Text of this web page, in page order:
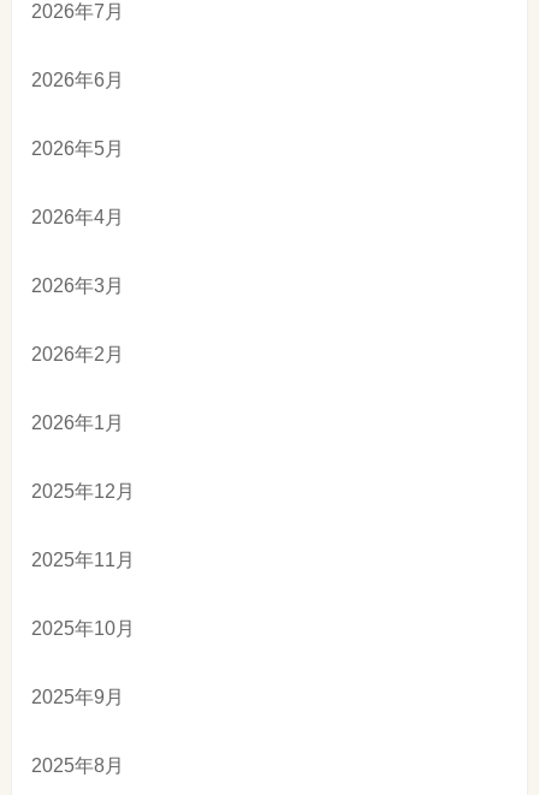
2026年7月
2026年6月
2026年5月
2026年4月
2026年3月
2026年2月
2026年1月
2025年12月
2025年11月
2025年10月
2025年9月
2025年8月